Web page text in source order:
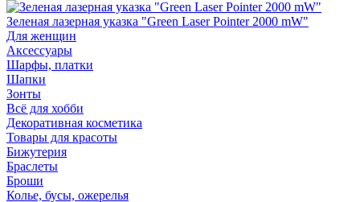
Зеленая лазерная указка "Green Laser Pointer 2000 mW"
Для женщин
Аксессуары
Шарфы, платки
Шапки
Зонты
Всё для хобби
Декоративная косметика
Товары для красоты
Бижутерия
Браслеты
Броши
Колье, бусы, ожерелья